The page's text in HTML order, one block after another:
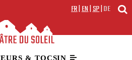
FR|EN|SP|DE
& TOCSIN